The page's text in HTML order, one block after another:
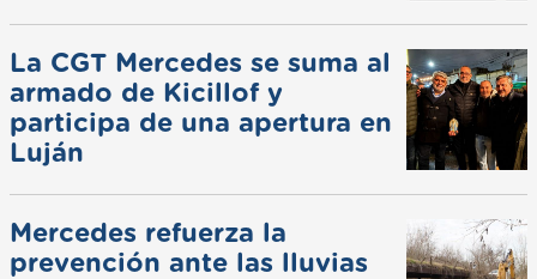
La CGT Mercedes se suma al
armado de Kicillof y
participa de una apertura en
Luján
Mercedes refuerza la
prevención ante las lluvias